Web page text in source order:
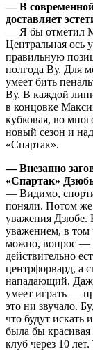
— В современной
доставляет
— Я бы отметил
Центральная ось
правильную
полгода Ву. Для
умеет бить
Ву. В каждой
в концовке
кубковая, во
новый сезон и
«Спартак».
— Внезапно
«Спартак»
— Видимо,
поняли. Потом же
уважения Дзюбе.
уважением, в том
можно, вопрос —
действительно
центрфорвард, а
нападающий.
умеет играть —
это ни звучало.
что будут искать
была бы
клуб через 10